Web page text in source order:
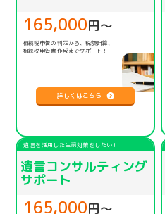
165,000円〜
相続税申告の判定から、税額計算、
相続税申告書作成までサポート！
詳しくはこちら
遺言を活用した生前対策をしたい！
遺言コンサルティング
サポート
165,000円〜